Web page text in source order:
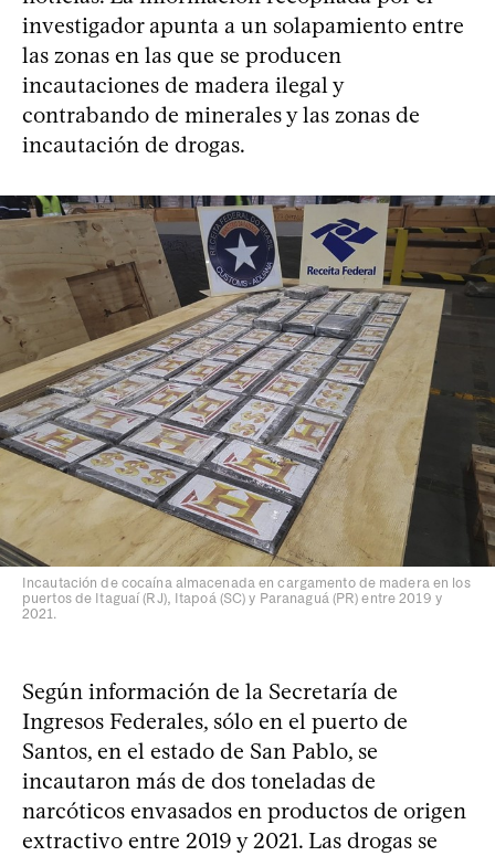
investigador apunta a un solapamiento entre
las zonas en las que se producen
incautaciones de madera ilegal y
contrabando de minerales y las zonas de
incautación de drogas.
Incautación de cocaína almacenada en cargamento de madera en los
puertos de Itaguaí (RJ), Itapoá (SC) y Paranaguá (PR) entre 2019 y
2021.
Según información de la Secretaría de
Ingresos Federales, sólo en el puerto de
Santos, en el estado de San Pablo, se
incautaron más de dos toneladas de
narcóticos envasados en productos de origen
extractivo entre 2019 y 2021. Las drogas se